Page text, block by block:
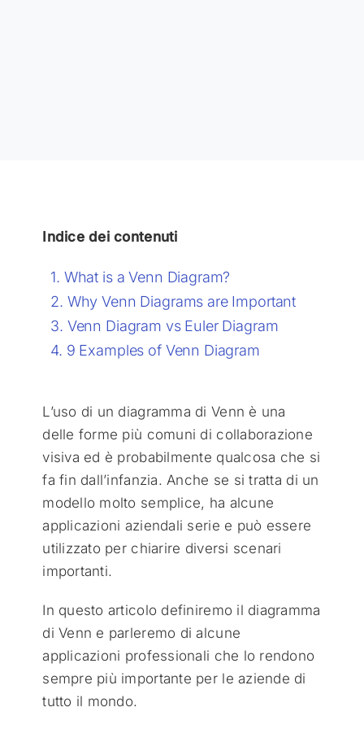
Indice dei contenuti
What is a Venn Diagram?
Why Venn Diagrams are Important
Venn Diagram vs Euler Diagram
9 Examples of Venn Diagram
L’uso di un diagramma di Venn è una
delle forme più comuni di collaborazione
visiva ed è probabilmente qualcosa che si
fa fin dall’infanzia. Anche se si tratta di un
modello molto semplice, ha alcune
applicazioni aziendali serie e può essere
utilizzato per chiarire diversi scenari
importanti.
In questo articolo definiremo il diagramma
di Venn e parleremo di alcune
applicazioni professionali che lo rendono
sempre più importante per le aziende di
tutto il mondo.